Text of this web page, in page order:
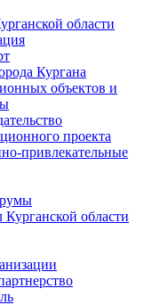
области
Кургана
объектов и
проекта
привлекательные
области